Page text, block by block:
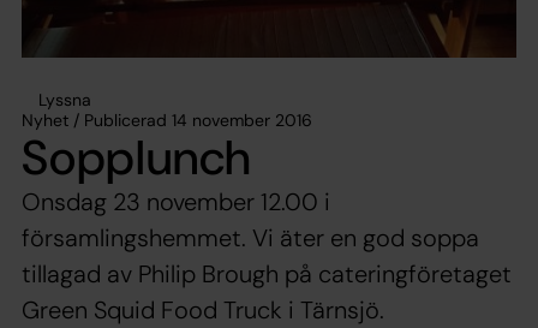
Lyssna
Nyhet / Publicerad 14 november 2016
Sopplunch
Onsdag 23 november 12.00 i
församlingshemmet. Vi äter en god soppa
tillagad av Philip Brough på cateringföretaget
Green Squid Food Truck i Tärnsjö.